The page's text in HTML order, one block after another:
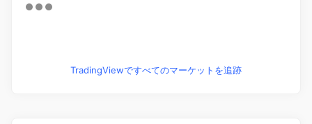
TradingViewですべてのマーケットを追跡